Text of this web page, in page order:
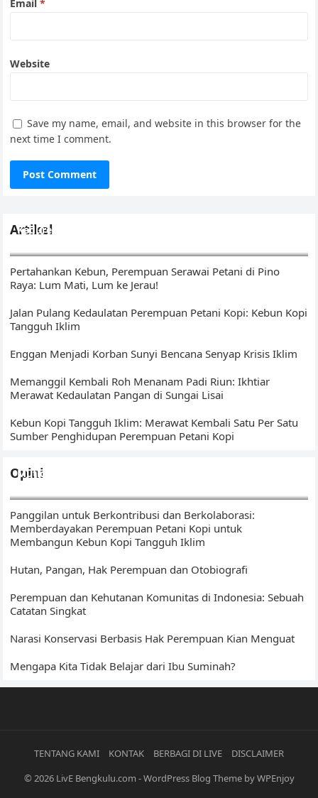
Email*
Website
Save my name, email, and website in this browser for the
next time I comment.
Artikel
Kedurei Kawo: Ikhtiar Menunaikan Amanat di Kebun Kopi
Pertahankan Kebun, Perempuan Serawai Petani di Pino
Raya: Lum Mati, Lum ke Jerau!
Jalan Pulang Kedaulatan Perempuan Petani Kopi: Kebun Kopi
Tangguh Iklim
Enggan Menjadi Korban Sunyi Bencana Senyap Krisis Iklim
Memanggil Kembali Roh Menanam Padi Riun: Ikhtiar
Merawat Kedaulatan Pangan di Sungai Lisai
Kebun Kopi Tangguh Iklim: Merawat Kembali Satu Per Satu
Sumber Penghidupan Perempuan Petani Kopi
Opini
Mutigh Kawo(e): Dari Bengkulu, Membangun Narasi Kopi
Panggilan untuk Berkontribusi dan Berkolaborasi:
Memberdayakan Perempuan Petani Kopi untuk
Membangun Kebun Kopi Tangguh Iklim
Hutan, Pangan, Hak Perempuan dan Otobiografi
Perempuan dan Kehutanan Komunitas di Indonesia: Sebuah
Catatan Singkat
Narasi Konservasi Berbasis Hak Perempuan Kian Menguat
Mengapa Kita Tidak Belajar dari Ibu Suminah?
TENTANG KAMI KONTAK BERBAGI DI LIVE
DISCLAIMER
© 2026 LivE Bengkulu.com -WordPress Blog ThemebyWPEnjoy